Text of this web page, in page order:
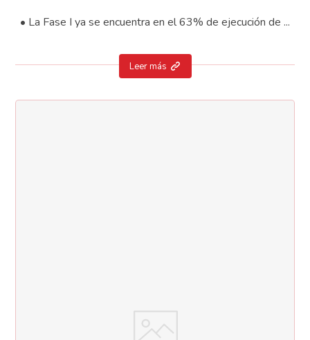
• La Fase I ya se encuentra en el 63% de ejecución de ...
Leer más